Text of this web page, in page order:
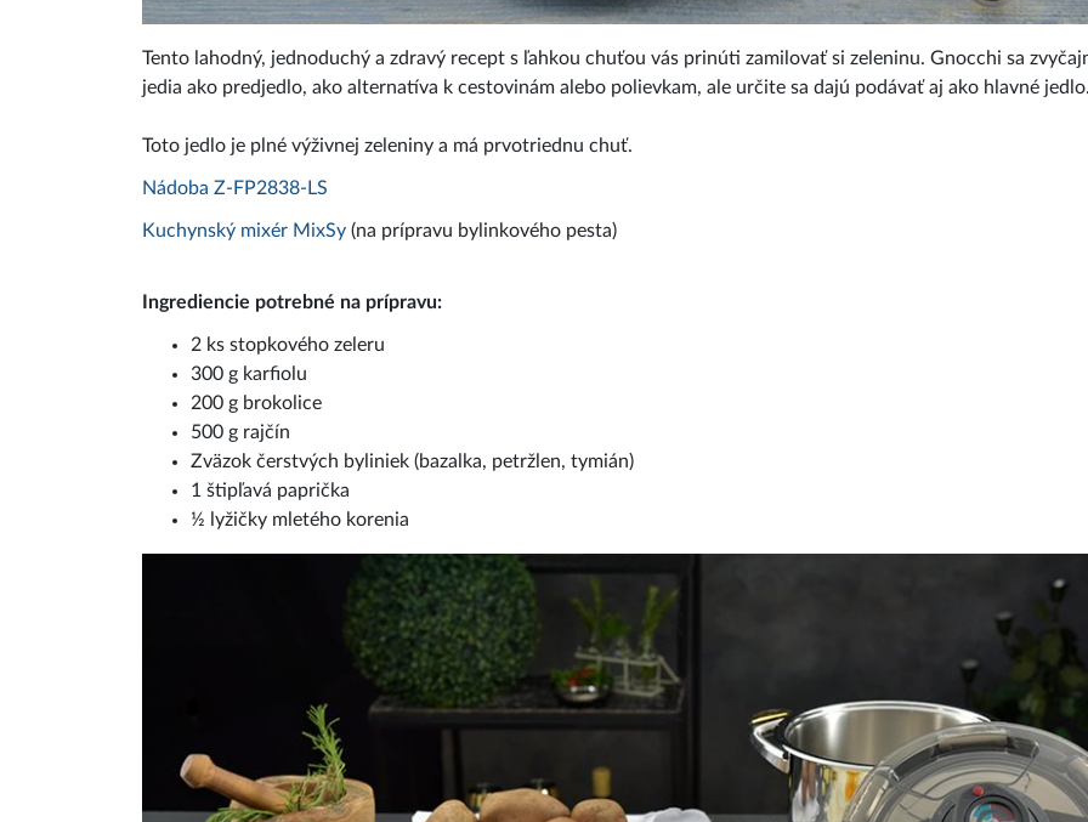
Tento lahodný, jednoduchý a zdravý recept s ľahkou chuťou vás prinúti zamilovať si zeleninu. Gnocchi sa
jedia ako predjedlo, ako alternatíva k cestovinám alebo polievkam, ale určite sa dajú podávať aj ako hlavné
Toto jedlo je plné výživnej zeleniny a má prvotriednu chuť.
Nádoba Z-FP2838-LS
Kuchynský mixér MixSy (na prípravu bylinkového pesta)
Ingrediencie potrebné na prípravu:
2 ks stopkového zeleru
300 g karfiolu
200 g brokolice
500 g rajčín
Zväzok čerstvých byliniek (bazalka, petržlen, tymián)
1 štipľavá paprička
½ lyžičky mletého korenia